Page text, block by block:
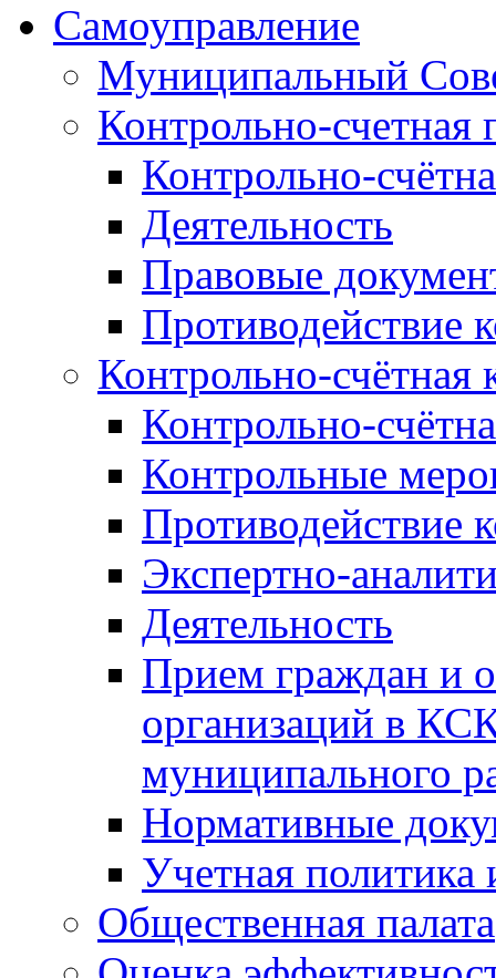
Самоуправление
Муниципальный
Контрольно-счетная
Контрольно-
Деятельность
Правовые
Противодействие
Контрольно-счётная
Контрольно-
Контрольные
Противодействие
Экспертно-
Деятельность
Прием граждан и
организаций в
муниципального
Нормативные
Учетная политика
Общественная палата